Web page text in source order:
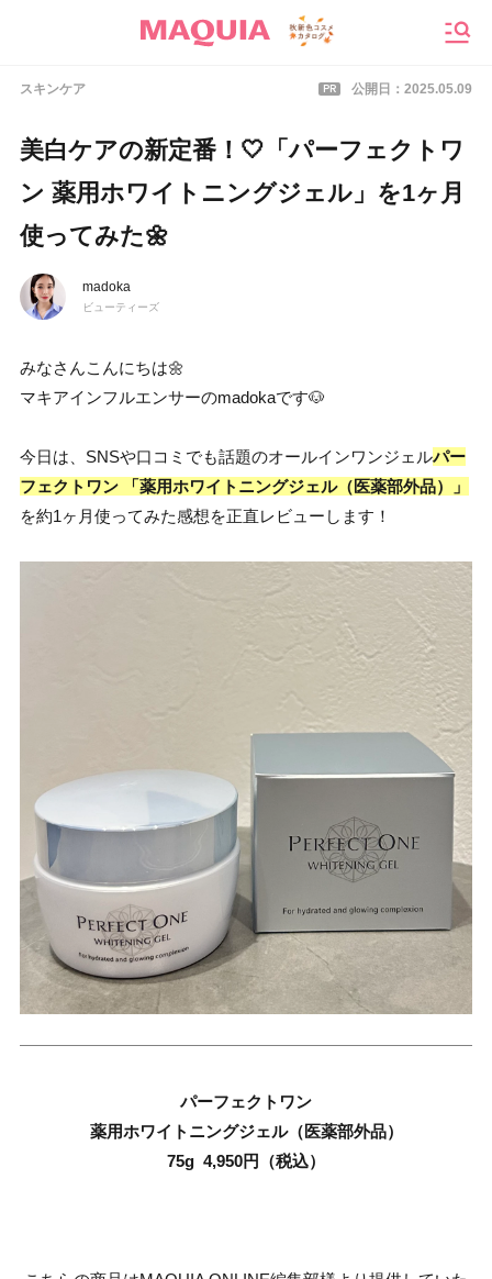
スキンケア PR 公開日： 2025.05.09
美白ケアの新定番！🤍「パーフェクトワ
ン 薬用ホワイトニングジェル」を1ヶ月
使ってみた🌼
madoka
ビューティーズ
みなさんこんにちは🌼
マキアインフルエンサーのmadokaです🐶
今日は、SNSや口コミでも話題のオールインワンジェルパー
フェクトワン 「薬用ホワイトニングジェル（医薬部外品）」
を約1ヶ月使ってみた感想を正直レビューします！
パーフェクトワン
薬用ホワイトニングジェル（医薬部外品）
75g 4,950円（税込）